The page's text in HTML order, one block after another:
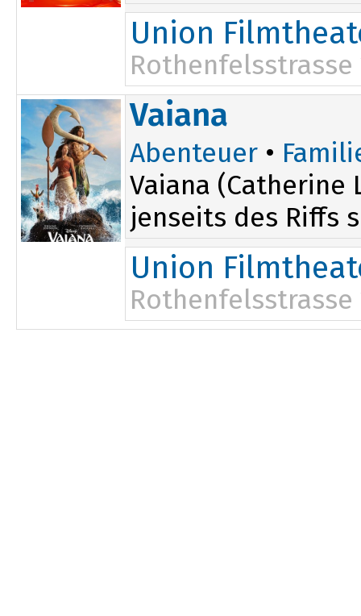
Union
Rothenfelsstrasse
Vaiana
Abenteuer •
Vaiana
jenseits des Riffs
Union
Rothenfelsstrasse